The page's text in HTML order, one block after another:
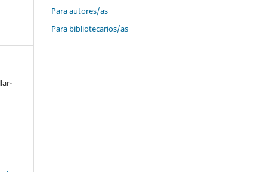
Para autores/as
Para bibliotecarios/as